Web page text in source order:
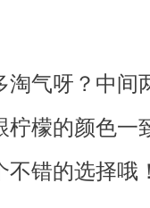
气呀？中间
檬的颜色一
错的选择哦！